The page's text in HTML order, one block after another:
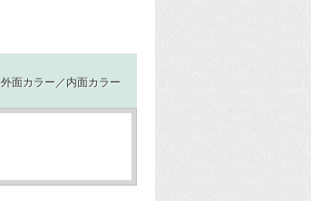
外面カラー／内面カラー